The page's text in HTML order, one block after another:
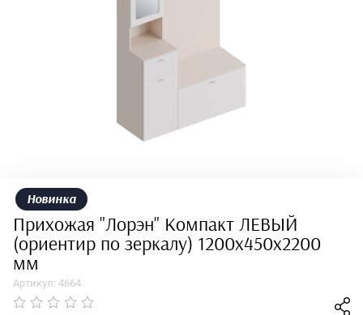
Новинка
Прихожая "Лорэн" Компакт ЛЕВЫЙ
(ориентир по зеркалу) 1200х450х2200
мм
Артикул: 4664